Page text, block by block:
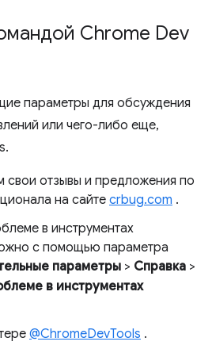
Chrome Dev
параметры для обсуждения
или чего-либо еще,
свои отзывы и предложения по
на сайте crbug.com .
в инструментах
с помощью параметра
параметры > Справка >
в инструментах
@ChromeDevTools .